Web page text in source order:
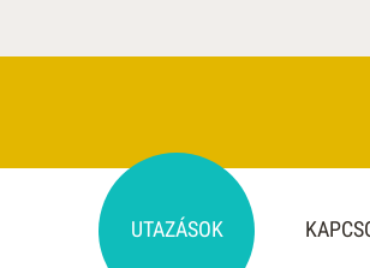
UTAZÁSOK